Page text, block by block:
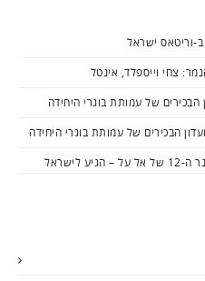
וריטאס ישראל
צחי וייספלד, אינטל
הבכירים של עמותת בוגרי היחידה
הבכירים של עמותת בוגרי היחידה
לישראל